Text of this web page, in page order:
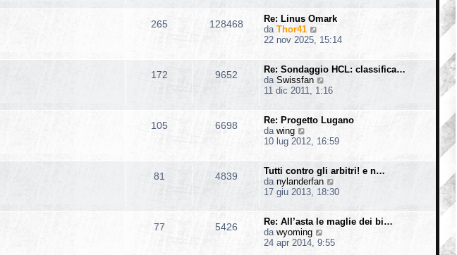
os
g
o
i
u
l
t
m
o
m
e
s
a
g
g
o
265 128468
Re: Linus Omark
da Thor41
e
i
u
l
t
m
o
e
s
a
g
g
o
22 nov 2025, 15:14
172 9652
Re: Sondaggio HCL: classifica…
da Swissfan
e
i
u
t
m
o
m
e
a
g
g
11 dic 2011, 1:16
105 6698
Re: Progetto Lugano
da wing
e
i
u
l
t
m
o
m
e
10 lug 2012, 16:59
81 4839
Tutti contro gli arbitri! e n…
da nylanderfan
e
u
t
17 giu 2013, 18:30
77 5426
Re: All’asta le maglie dei bi…
da wyoming
e
24 apr 2014, 9:55